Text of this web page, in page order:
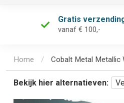
Gratis
vanaf € 100,-
Home / Cobalt Metal Metallic
Bekijk hier alternatieven: